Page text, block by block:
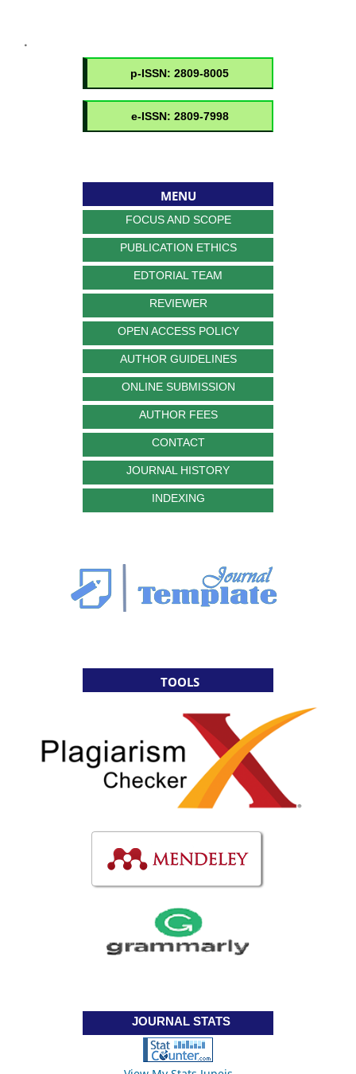
.
MENU
FOCUS AND SCOPE
PUBLICATION ETHICS
EDTORIAL TEAM
REVIEWER
OPEN ACCESS POLICY
AUTHOR GUIDELINES
ONLINE SUBMISSION
AUTHOR FEES
CONTACT
JOURNAL HISTORY
INDEXING
TOOLS
JOURNAL STATS